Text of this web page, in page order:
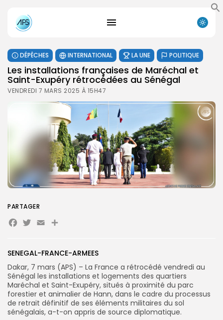
for:
FR
DÉPÊCHES INTERNATIONAL LA UNE POLITIQUE
Les installations françaises de Maréchal et
Saint-Exupéry rétrocédées au Sénégal
VENDREDI 7 MARS 2025 À 15H47
SENEGAL-FRANCE-ARMEES
Dakar, 7 mars (APS) – La France a rétrocédé vendredi au
Sénégal les installations et logements des quartiers
Maréchal et Saint-Exupéry, situés à proximité du parc
forestier et animalier de Hann, dans le cadre du processus
de retrait définitif de ses éléments militaires du sol
sénégalais, a-t-on appris de source diplomatique.
PARTAGER
Facebook
Twitter
EmailPartager